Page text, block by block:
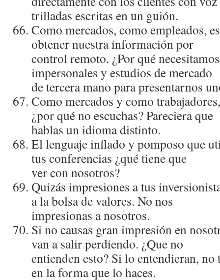
trilladas escritas en un guión.
Como mercados, como empleados,
obtener nuestra información por
control remoto. ¿Por qué
impersonales y estudios de mercado
de tercera mano para presentarnos
Como mercados y como
¿por qué no escuchas? Pareciera que
hablas un idioma distinto.
El lenguaje inflado y pomposo que
tus conferencias ¿qué tiene que
ver con nosotros?
Quizás impresiones a tus
a la bolsa de valores. No nos
impresionas a nosotros.
Si no causas gran impresión en
van a salir perdiendo. ¿Que no
entienden esto? Si lo entendieran,
en la forma que lo haces.